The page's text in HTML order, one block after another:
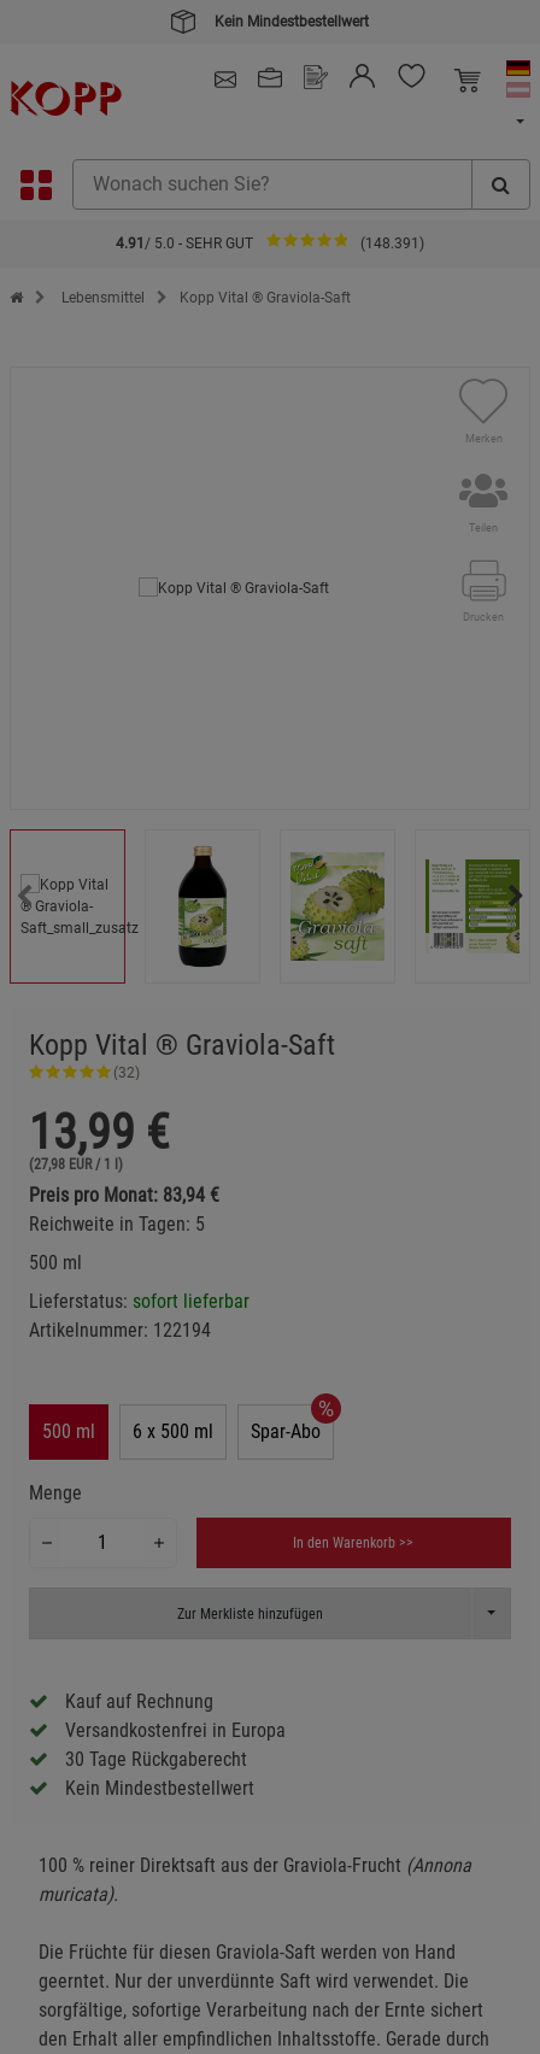
Kein Mindestbestellwert
4.91 / 5.0 - SEHR GUT (148.391)
Zur Startseite des Kopp Verlag Online-Shop
Lebensmittel Kopp Vital ® Graviola-Saft
Merken
Teilen
Drucken
Kopp Vital ® Graviola-Saft
(32)
13,99 €
(27,98 EUR / 1 l)
Preis pro Monat: 83,94 €
Reichweite in Tagen: 5
500 ml
Lieferstatus: sofort lieferbar
Artikelnummer: 122194
500 ml 6 x 500 ml Spar-Abo
Menge
In den Warenkorb >>
Zur Merkliste hinzufügen Toggle
Kauf auf Rechnung
Versandkostenfrei in Europa
30 Tage Rückgaberecht
Kein Mindestbestellwert
100 % reiner Direktsaft aus der Graviola-Frucht (Annona
muricata).
Die Früchte für diesen Graviola-Saft werden von Hand
geerntet. Nur der unverdünnte Saft wird verwendet. Die
sorgfältige, sofortige Verarbeitung nach der Ernte sichert
den Erhalt aller empfindlichen Inhaltsstoffe. Gerade durch